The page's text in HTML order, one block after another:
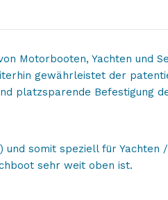
Motorbooten, Yachten und
gewährleistet der
platzsparende Befestigung
und somit speziell für Yachten
sehr weit oben ist.